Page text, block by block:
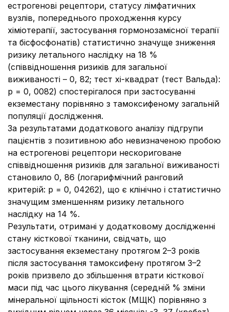
естрогенові рецептори, статусу лімфатичних
вузлів, попереднього проходження курсу
хіміотерапії, застосування гормонозамісної терапії
та бісфосфонатів) статистично значуще зниження
ризику летального наслідку на 18 %
(співвідношення ризиків для загальної
виживаності – 0, 82; тест хі-квадрат (тест Вальда):
p = 0, 0082) спостерігалося при застосуванні
екземестану порівняно з тамоксифеному загальній
популяції дослідження.
За результатами додаткового аналізу підгрупи
пацієнтів з позитивною або невизначеною пробою
на естрогенові рецептори нескориговане
співвідношення ризиків для загальної виживаності
становило 0, 86 (логарифмічний ранговий
критерій: p = 0, 04262), що є клінічно і статистично
значущим зменшенням ризику летального
наслідку на 14 %.
Результати, отримані у додатковому дослідженні
стану кісткової тканини, свідчать, що
застосування екземестану протягом 2–3 років
після застосування тамоксифену протягом 3–2
років призвело до збільшення втрати кісткової
маси під час цього лікування (середній % зміни
мінеральної щільності кісток (МЩК) порівняно з